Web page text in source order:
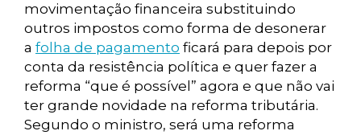
movimentação financeira substituindo
outros impostos como forma de desonerar
a folha de pagamento ficará para depois por
conta da resistência política e quer fazer a
reforma “que é possível” agora e que não vai
ter grande novidade na reforma tributária.
Segundo o ministro, será uma reforma